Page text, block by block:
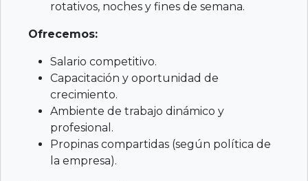
rotativos, noches y fines de semana.
Ofrecemos:
Salario competitivo.
Capacitación y oportunidad de
crecimiento.
Ambiente de trabajo dinámico y
profesional.
Propinas compartidas (según política de
la empresa).